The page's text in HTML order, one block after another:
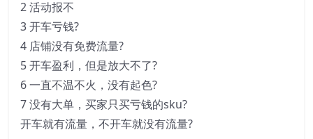
2 活动报不
3 开车亏钱?
4 店铺没有免费流量?
5 开车盈利，但是放大不了?
6 一直不温不火，没有起色?
7 没有大单，买家只买亏钱的sku?
开车就有流量，不开车就没有流量?